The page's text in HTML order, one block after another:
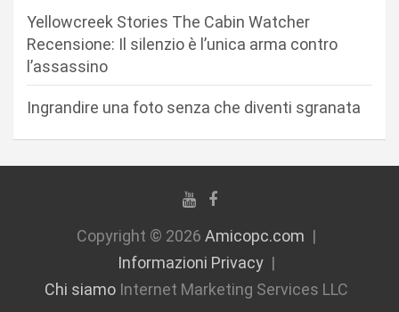
Yellowcreek Stories The Cabin Watcher
Recensione: Il silenzio è l’unica arma contro
l’assassino
Ingrandire una foto senza che diventi sgranata
Copyright © 2026 Amicopc.com
Informazioni Privacy
Chi siamoInternet Marketing Services LLC